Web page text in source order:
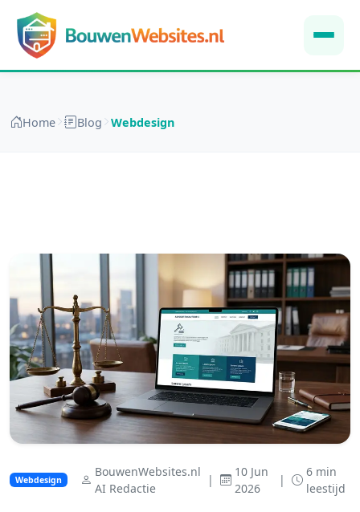
Home Blog Webdesign
Webdesign
BouwenWebsites.nl
AI Redactie
|
10 Jun
2026
|
6 min
leestijd